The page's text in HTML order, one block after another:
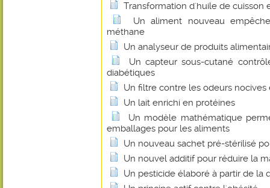
Transformation d'huile de cuisson
Un aliment nouveau
méthane
Un analyseur de produits
Un capteur sous-cutané
diabétiques
Un filtre contre les odeurs nocives
Un lait enrichi en protéines
Un modèle mathématique
emballages pour les aliments
Un nouveau sachet pré-stérilisé
Un nouvel additif pour réduire la
Un pesticide élaboré à partir de la